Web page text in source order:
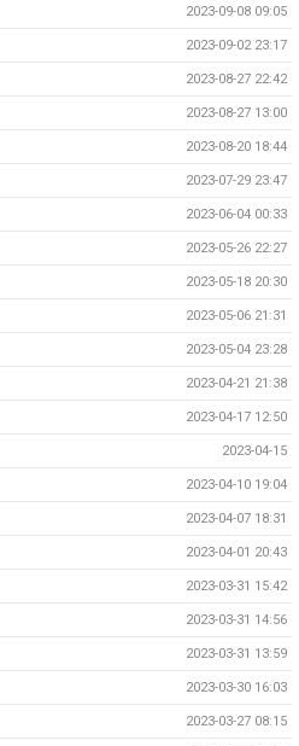
2023-09-08 09:05
2023-09-02 23:17
2023-08-27 22:42
2023-08-27 13:00
2023-08-20 18:44
2023-07-29 23:47
2023-06-04 00:33
2023-05-26 22:27
2023-05-18 20:30
2023-05-06 21:31
2023-05-04 23:28
2023-04-21 21:38
2023-04-17 12:50
2023-04-15
2023-04-10 19:04
2023-04-07 18:31
2023-04-01 20:43
2023-03-31 15:42
2023-03-31 14:56
2023-03-31 13:59
2023-03-30 16:03
2023-03-27 08:15